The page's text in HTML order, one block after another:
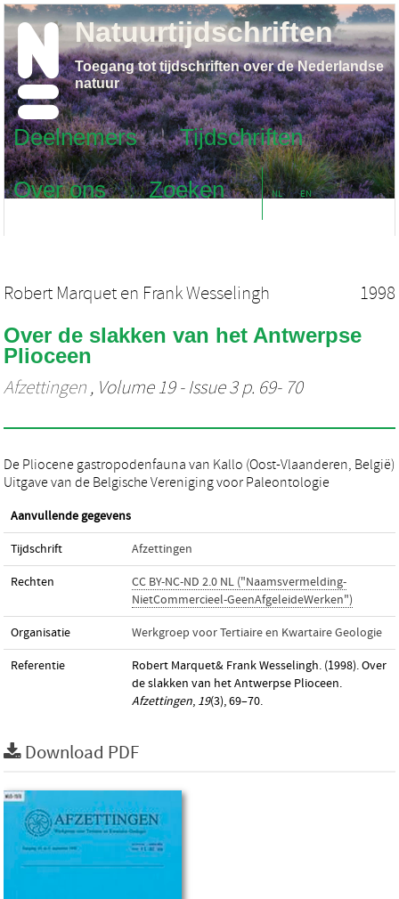
Deelnemers
Tijdschriften
Over ons
Zoeken NL EN
Natuurtijdschriften
Toegang tot tijdschriften over de Nederlandse
natuur
Robert Marquet en Frank Wesselingh 1998
Over de slakken van het Antwerpse
Plioceen
Afzettingen , Volume 19 - Issue 3 p. 69- 70
De Pliocene gastropodenfauna van Kallo (Oost-Vlaanderen, België)
Uitgave van de Belgische Vereniging voor Paleontologie
Aanvullende gegevens
Tijdschrift Afzettingen
Rechten
CC BY-NC-ND 2.0 NL ("Naamsvermelding-
NietCommercieel-GeenAfgeleideWerken")
Organisatie Werkgroep voor Tertiaire en Kwartaire Geologie
Referentie
Robert Marquet& Frank Wesselingh. (1998). Over
de slakken van het Antwerpse Plioceen.
Afzettingen, 19(3), 69–70.
Download PDF